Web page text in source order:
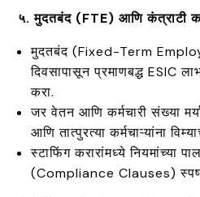
५. मुदतबंद (FTE) आणि कंत्राटी
मुदतबंद (Fixed-Term
दिवसापासून प्रमाणबद्ध ESIC
करा.
जर वेतन आणि कर्मचारी संख्या
आणि तात्पुरत्या कर्मचाऱ्यांना
स्टाफिंग करारांमध्ये नियमांच्या
(Compliance Clauses)